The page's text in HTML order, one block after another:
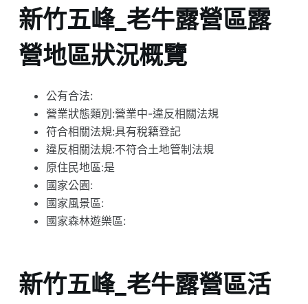
新竹五峰_老牛露營區露
營地區狀況概覽
公有合法:
營業狀態類別:營業中-違反相關法規
符合相關法規:具有稅籍登記
違反相關法規:不符合土地管制法規
原住民地區:是
國家公園:
國家風景區:
國家森林遊樂區:
新竹五峰_老牛露營區活